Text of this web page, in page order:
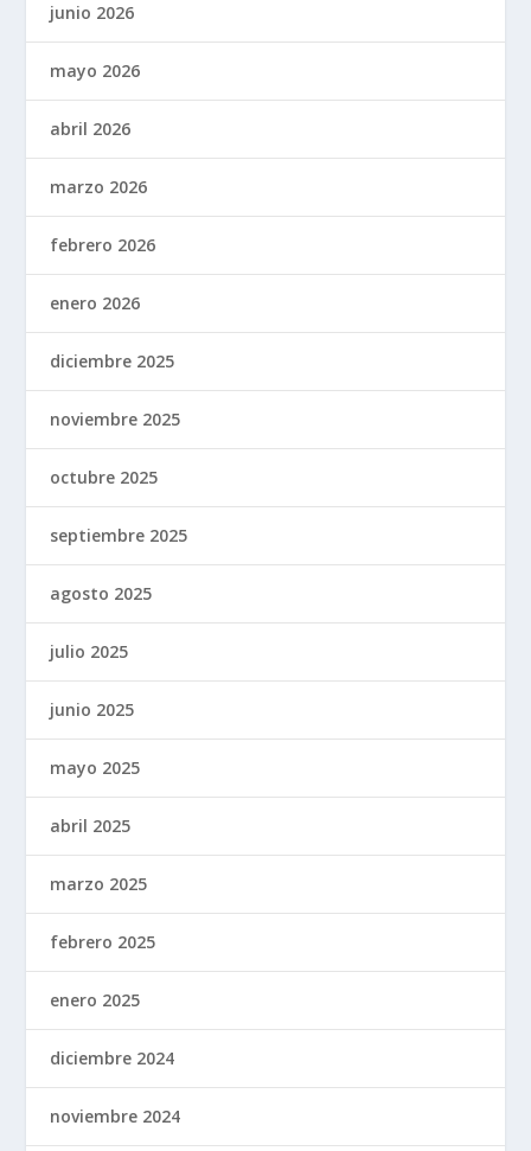
junio 2026
mayo 2026
abril 2026
marzo 2026
febrero 2026
enero 2026
diciembre 2025
noviembre 2025
octubre 2025
septiembre 2025
agosto 2025
julio 2025
junio 2025
mayo 2025
abril 2025
marzo 2025
febrero 2025
enero 2025
diciembre 2024
noviembre 2024